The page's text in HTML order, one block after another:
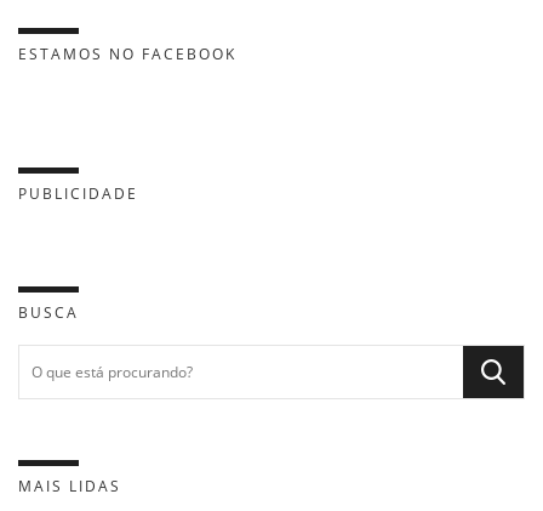
ESTAMOS NO FACEBOOK
PUBLICIDADE
BUSCA
MAIS LIDAS